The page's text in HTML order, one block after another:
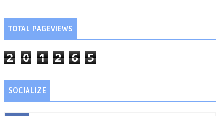
TOTAL PAGEVIEWS
2 0 1 2 6 5
SOCIALIZE